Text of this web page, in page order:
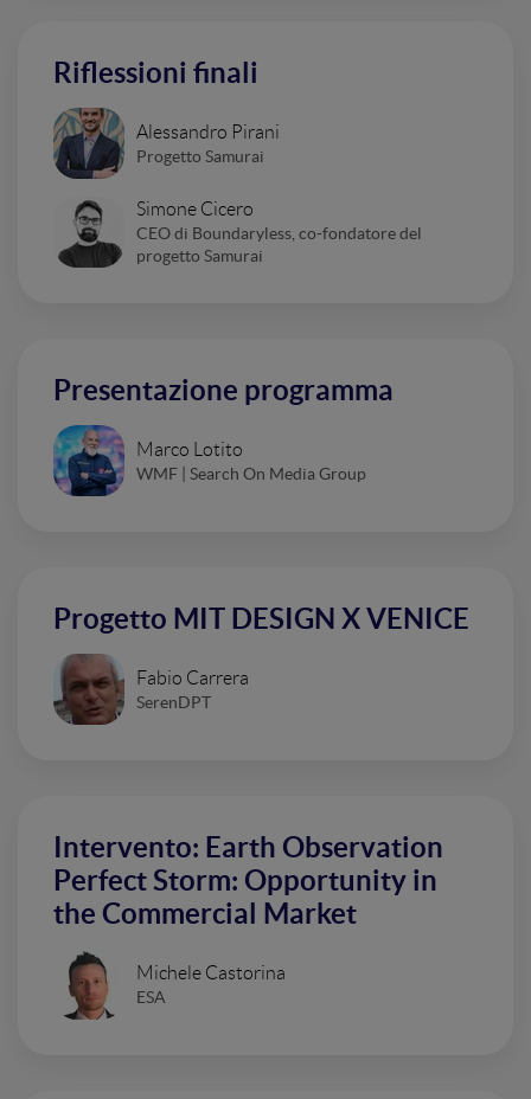
Riflessioni finali
Alessandro Pirani
Progetto Samurai
Simone Cicero
CEO di Boundaryless, co-fondatore del
progetto Samurai
Presentazione programma
Marco Lotito
WMF | Search On Media Group
Progetto MIT DESIGN X VENICE
Fabio Carrera
SerenDPT
Intervento: Earth Observation
Perfect Storm: Opportunity in
the Commercial Market
Michele Castorina
ESA